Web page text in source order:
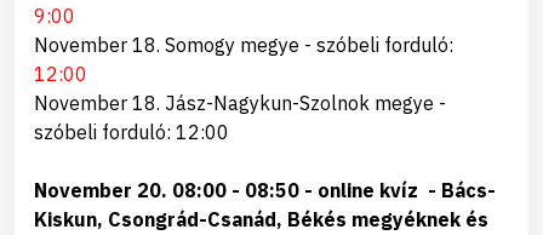
9:00
November 18. Somogy megye - szóbeli forduló:
12:00
November 18. Jász-Nagykun-Szolnok megye -
szóbeli forduló: 12:00
November 20. 08:00 - 08:50 - online kvíz - Bács-
Kiskun, Csongrád-Csanád, Békés megyéknek és